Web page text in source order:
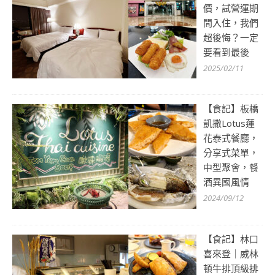
價，試營運期
間入住，我們
超後悔？一定
要看到最後
2025/02/11
【食記】板橋
凱撒Lotus蓮
花泰式餐廳，
分享式菜單，
中型聚會，餐
酒異國風情
2024/09/12
【食記】林口
喜來登｜威林
頓牛排頂級排